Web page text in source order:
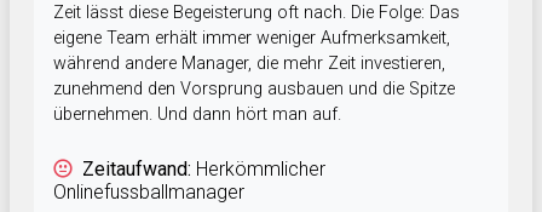
Zeit lässt diese Begeisterung oft nach. Die Folge: Das
eigene Team erhält immer weniger Aufmerksamkeit,
während andere Manager, die mehr Zeit investieren,
zunehmend den Vorsprung ausbauen und die Spitze
übernehmen. Und dann hört man auf.
Zeitaufwand: Herkömmlicher
Onlinefussballmanager